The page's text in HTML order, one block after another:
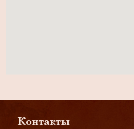
Контакты